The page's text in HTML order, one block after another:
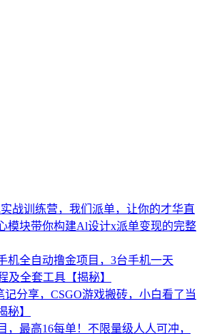
战训练营，我们派单，让你的才华直
模块带你构建Al设计x派单变现的完整
机全自动撸金项目，3台手机一天
及全套工具【揭秘】
记分享，CSGO游戏搬砖，小白看了当
秘】
，最高16每单！不限量级人人可冲，